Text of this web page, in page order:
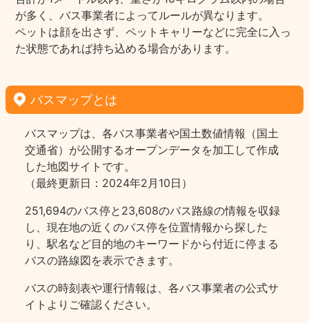
が多く、バス事業者によってルールが異なります。
ペットは顔を出さず、ペットキャリーなどに完全に入っ
た状態であれば持ち込める場合があります。
バスマップとは
バスマップは、各バス事業者や国土数値情報（国土
交通省）が公開するオープンデータを加工して作成
した地図サイトです。
（最終更新日：2024年2月10日）
251,694のバス停と23,608のバス路線の情報を収録
し、現在地の近くのバス停を位置情報から探した
り、駅名など目的地のキーワードから付近に停まる
バスの路線図を表示できます。
バスの時刻表や運行情報は、各バス事業者の公式サ
イトよりご確認ください。